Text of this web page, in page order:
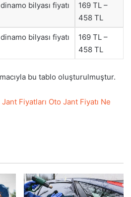
bilyası fiyatı
169 TL –
458 TL
bilyası fiyatı
169 TL –
458 TL
bu tablo oluşturulmuştur.
Fiyatları Oto Jant Fiyatı Ne